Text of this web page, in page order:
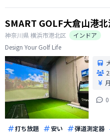
SMART GOLF大倉山港
神奈川県横浜市港北区
インドア
Design Your Golf Life
0
打ち放題 安い 弾道測定器